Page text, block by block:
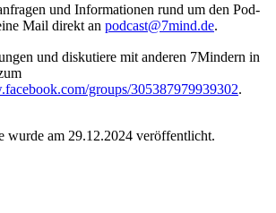
und Infor­ma­tio­nen rund um den Pod­
Mail direkt an podcast@7mind.de.
und diskutiere mit anderen 7Mindern in
groups/305387979939302.
wurde am 29.12.2024 veröffentlicht.